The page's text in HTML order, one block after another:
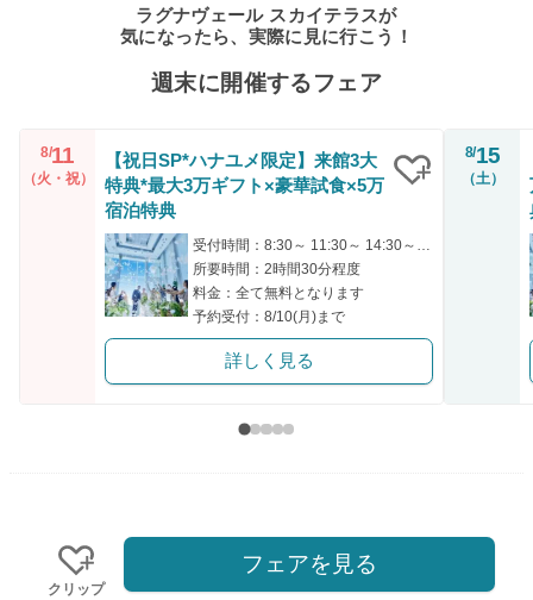
ラグナヴェール スカイテラスが
気になったら、実際に見に行こう！
週末に開催するフェア
8/11
（火・祝）
【祝日SP*ハナユメ限定】来館3大
特典*最大3万ギフト×豪華試食×5万
宿泊特典
受付時間：8:30～ 11:30～ 14:30～ 17:30～
所要時間：2時間30分程度
料金：全て無料となります
予約受付：8/10(月)まで
詳しく見る
8/15
（土）
クリップ
フェアを見る